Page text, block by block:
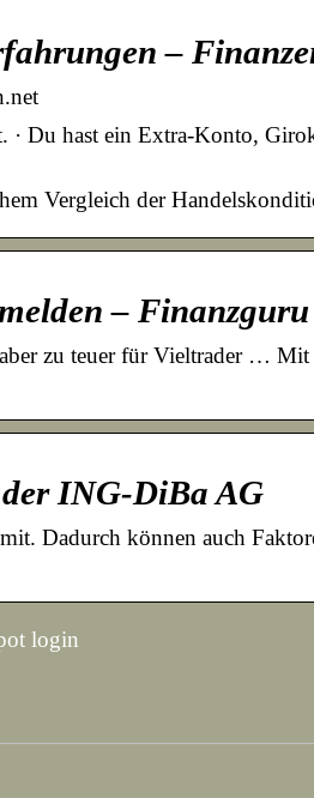
–
· Du hast ein Extra-Konto,
Vergleich der
–
zu teuer für Vieltrader …
ING-DiBa AG
Dadurch können auch
login